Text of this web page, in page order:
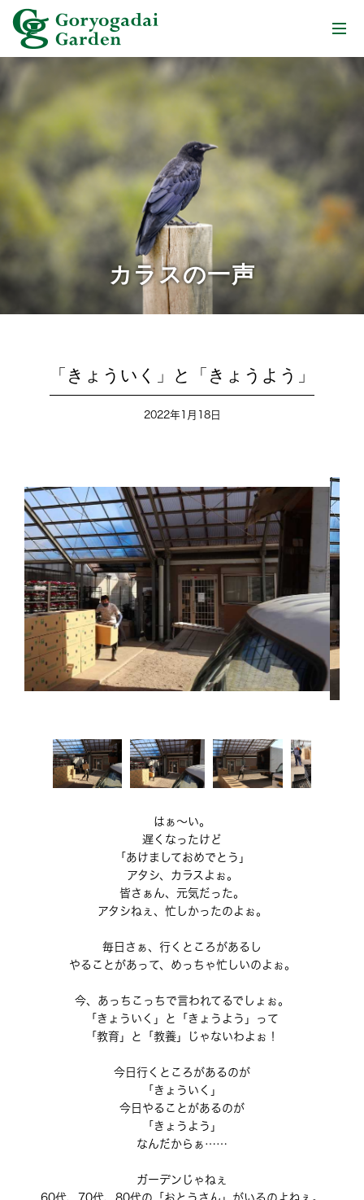
カラスの一声
「きょういく」と「きょうよう」
2022年1月18日
はぁ～い。
遅くなったけど
「あけましておめでとう」
アタシ、カラスよぉ。
皆さぁん、元気だった。
アタシねぇ、忙しかったのよぉ。
毎日さぁ、行くところがあるし
やることがあって、めっちゃ忙しいのよぉ。
今、あっちこっちで言われてるでしょぉ。
「きょういく」と「きょうよう」って
「教育」と「教養」じゃないわよぉ！
今日行くところがあるのが
「きょういく」
今日やることがあるのが
「きょうよう」
なんだからぁ……
ガーデンじゃねぇ
60代、70代、80代の「おとうさん」がいるのよねぇ。